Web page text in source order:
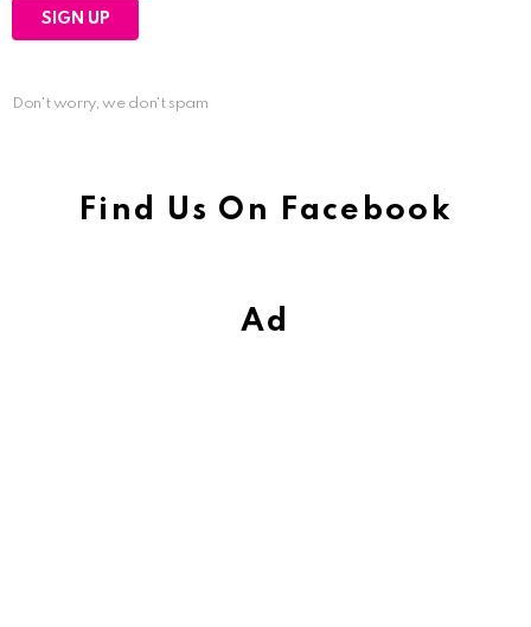
Don't worry, we don't spam
Find Us On Facebook
Ad